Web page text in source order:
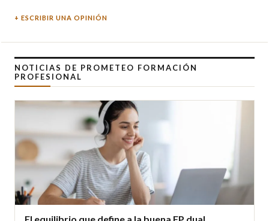
ESCRIBIR UNA OPINIÓN
NOTICIAS DE PROMETEO FORMACIÓN
PROFESIONAL